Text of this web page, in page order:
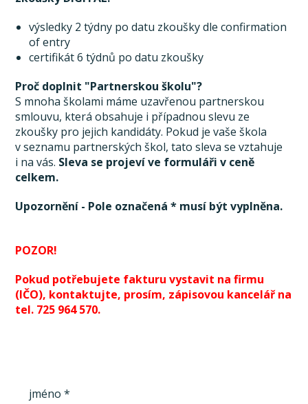
výsledky 2 týdny po datu zkoušky dle confirmation
of entry
certifikát 6 týdnů po datu zkoušky
Proč doplnit "Partnerskou školu"?
S mnoha školami máme uzavřenou partnerskou
smlouvu, která obsahuje i případnou slevu ze
zkoušky pro jejich kandidáty. Pokud je vaše škola
v seznamu partnerských škol, tato sleva se vztahuje
i na vás. Sleva se projeví ve formuláři v ceně
celkem.
Upozornění - Pole označená * musí být vyplněna.
POZOR!
Pokud potřebujete fakturu vystavit na firmu
(IČO), kontaktujte, prosím, zápisovou kancelář na
tel. 725 964 570.
jméno *